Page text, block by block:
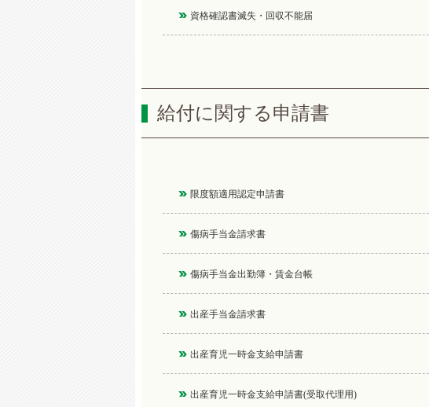
資格確認書滅失・回収不能届
給付に関する申請書
限度額適用認定申請書
傷病手当金請求書
傷病手当金出勤簿・賃金台帳
出産手当金請求書
出産育児一時金支給申請書
出産育児一時金支給申請書(受取代理用)